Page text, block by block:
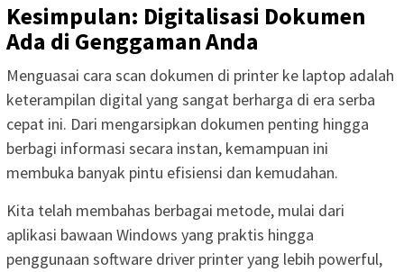
Kesimpulan: Digitalisasi Dokumen
Ada di Genggaman Anda
Menguasai cara scan dokumen di printer ke laptop adalah
keterampilan digital yang sangat berharga di era serba
cepat ini. Dari mengarsipkan dokumen penting hingga
berbagi informasi secara instan, kemampuan ini
membuka banyak pintu efisiensi dan kemudahan.
Kita telah membahas berbagai metode, mulai dari
aplikasi bawaan Windows yang praktis hingga
penggunaan software driver printer yang lebih powerful,